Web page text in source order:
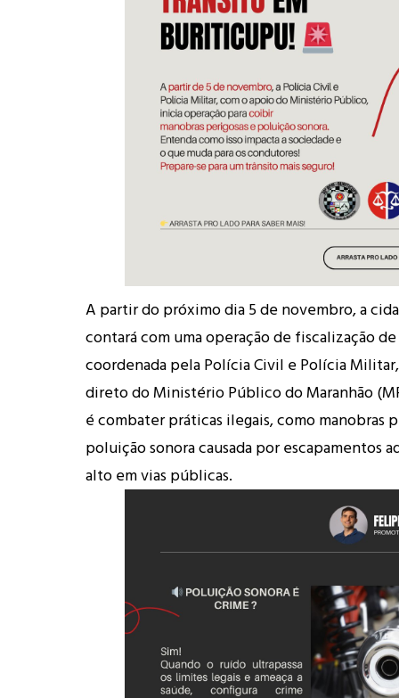
A partir do próximo dia 5 de novembro, a
contará com uma operação de fiscalização
coordenada pela Polícia Civil e Polícia
direto do Ministério Público do Maranhão
é combater práticas ilegais, como manobras
poluição sonora causada por escapamentos
alto em vias públicas.